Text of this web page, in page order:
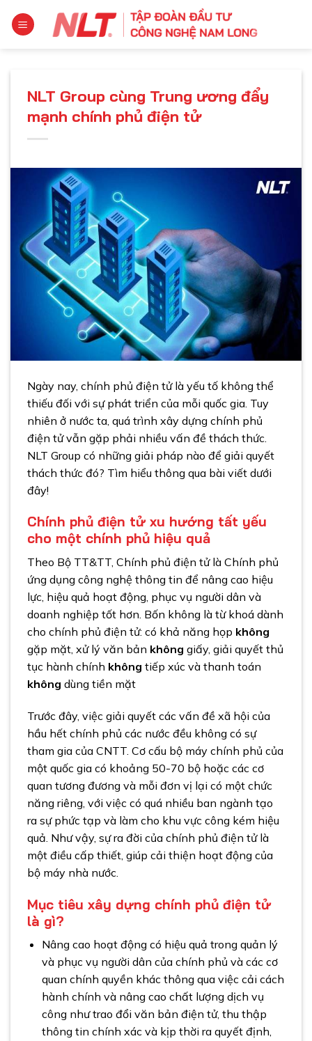
đến
NLT Group cùng Trung ương đẩy
mạnh chính phủ điện tử
Ngày nay, chính phủ điện tử là yếu tố không thể
thiếu đối với sự phát triển của mỗi quốc gia. Tuy
nhiên ở nước ta, quá trình xây dựng chính phủ
điện tử vẫn gặp phải nhiều vấn đề thách thức.
NLT Group có những giải pháp nào để giải quyết
thách thức đó? Tìm hiểu thông qua bài viết dưới
đây!
Chính phủ điện tử xu hướng tất yếu
cho một chính phủ hiệu quả
Theo Bộ TT&TT , Chính phủ điện tử là Chính phủ
ứng dụng công nghệ thông tin để nâng cao hiệu
lực, hiệu quả hoạt động, phục vụ người dân và
doanh nghiệp tốt hơn. Bốn không là từ khoá dành
cho chính phủ điện tử: có khả năng họp không
gặp mặt, xử lý văn bản không giấy, giải quyết thủ
tục hành chính không tiếp xúc và thanh toán
không dùng tiền mặt
Trước đây, việc giải quyết các vấn đề xã hội của
hầu hết chính phủ các nước đều không có sự
tham gia của CNTT. Cơ cấu bộ máy chính phủ của
một quốc gia có khoảng 50-70 bộ hoặc các cơ
quan tương đương và mỗi đơn vị lại có một chức
năng riêng, với việc có quá nhiều ban ngành tạo
ra sự phức tạp và làm cho khu vực công kém hiệu
quả. Như vậy, sự ra đời của chính phủ điện tử là
một điều cấp thiết, giúp cải thiện hoạt động của
bộ máy nhà nước.
Mục tiêu xây dựng chính phủ điện tử
là gì?
Nâng cao hoạt động có hiệu quả trong quản lý
và phục vụ người dân của chính phủ và các cơ
quan chính quyền khác thông qua việc cải cách
hành chính và nâng cao chất lượng dịch vụ
công như trao đổi văn bản điện tử, thu thập
thông tin chính xác và kịp thời ra quyết định,